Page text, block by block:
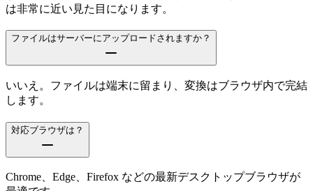
は非常に近い見た目になります。
ファイルはサーバーにアップロードされますか？
いいえ。ファイルは端末に留まり、変換はブラウザ内で完結
します。
対応ブラウザは？
Chrome、Edge、Firefox などの最新デスクトップブラウザが